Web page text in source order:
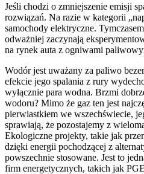
Jeśli chodzi o zmniejszenie emisji
rozwiązań. Na razie w kategorii
samochody elektryczne.
odważniej zaczynają
na rynek auta z ogniwami
Wodór jest uważany za paliwo
efekcie jego spalania z rury
wyłącznie para wodna. Brzmi
wodoru? Mimo że gaz ten jest
pierwiastkiem we wszechświecie,
sprawiają, że pozostajemy z
Ekologiczne projekty, takie jak
dzięki energii pochodzącej z
powszechnie stosowane. Jest to
firm energetycznych, takich jak